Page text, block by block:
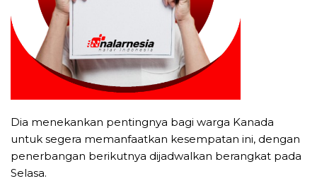
Dia menekankan pentingnya bagi warga Kanada
untuk segera memanfaatkan kesempatan ini, dengan
penerbangan berikutnya dijadwalkan berangkat pada
Selasa.